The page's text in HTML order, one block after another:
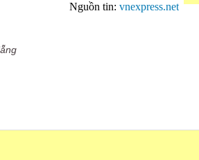
Nguồn tin: vnexpress.net